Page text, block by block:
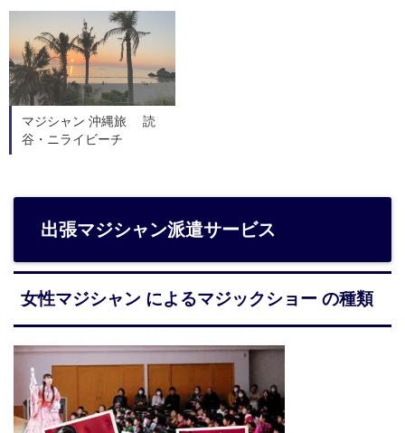
マジシャン 沖縄旅 読
谷・ニライビーチ
出張マジシャン派遣サービス
女性マジシャン によるマジックショー の種類